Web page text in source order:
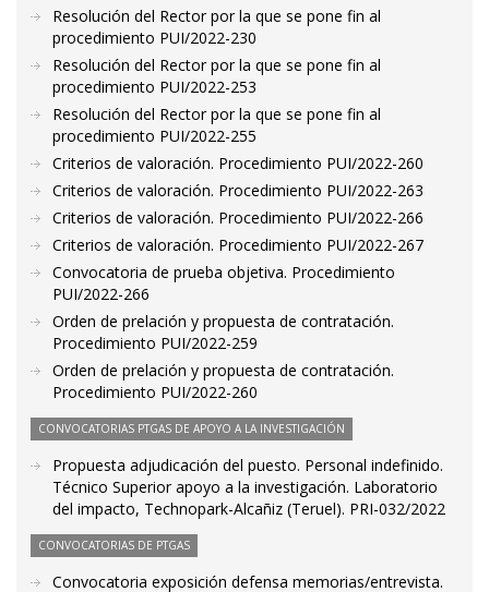
Resolución del Rector por la que se pone fin al
procedimiento PUI/2022-230
Resolución del Rector por la que se pone fin al
procedimiento PUI/2022-253
Resolución del Rector por la que se pone fin al
procedimiento PUI/2022-255
Criterios de valoración. Procedimiento PUI/2022-260
Criterios de valoración. Procedimiento PUI/2022-263
Criterios de valoración. Procedimiento PUI/2022-266
Criterios de valoración. Procedimiento PUI/2022-267
Convocatoria de prueba objetiva. Procedimiento
PUI/2022-266
Orden de prelación y propuesta de contratación.
Procedimiento PUI/2022-259
Orden de prelación y propuesta de contratación.
Procedimiento PUI/2022-260
CONVOCATORIAS PTGAS DE APOYO A LA INVESTIGACIÓN
Propuesta adjudicación del puesto. Personal indefinido.
Técnico Superior apoyo a la investigación. Laboratorio
del impacto, Technopark-Alcañiz (Teruel). PRI-032/2022
CONVOCATORIAS DE PTGAS
Convocatoria exposición defensa memorias/entrevista.